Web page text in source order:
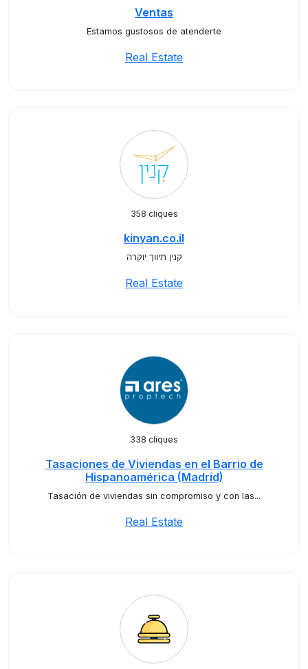
Ventas
Estamos gustosos de atenderte
Real Estate
358 cliques
kinyan.co.il
קנין תיווך יוקרה
Real Estate
338 cliques
Tasaciones de Viviendas en el Barrio de
Hispanoamérica (Madrid)
Tasación de viviendas sin compromiso y con las...
Real Estate